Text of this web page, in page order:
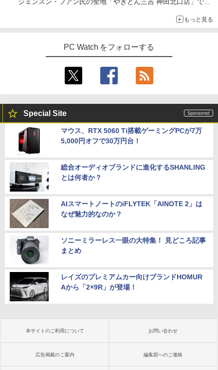
￥124,800
￥148,700
した弟子たちが俺を放ってくれない件〜
【電子書籍】[ 佐賀崎しげる ]
ジェンスン・フアン氏の聖地「やきとん三吉 神田北口店」で
～コース名を変更したのはNVIDIAに怒られたからではないもっと見る
PC Watch をフォローする
Special Site
マウス、RTX 5060 Ti搭載ゲーミングPCが7万
5,000円オフで30万円台！
総合オーディオブランドに進化するSHANLING
とは何者か？
AIスマートノートのiFLYTEK「AINOTE 2」は
なぜ魅力的なのか？
ソニーミラーレス一眼の大特集！ 見どころ記事
まとめ
レイズのプレミアムカー向けブランドHOMUR
Aから「2×9R」が登場！
本サイトのご利用について お問い合わせ
広告掲載のご案内 編集部へのご連絡